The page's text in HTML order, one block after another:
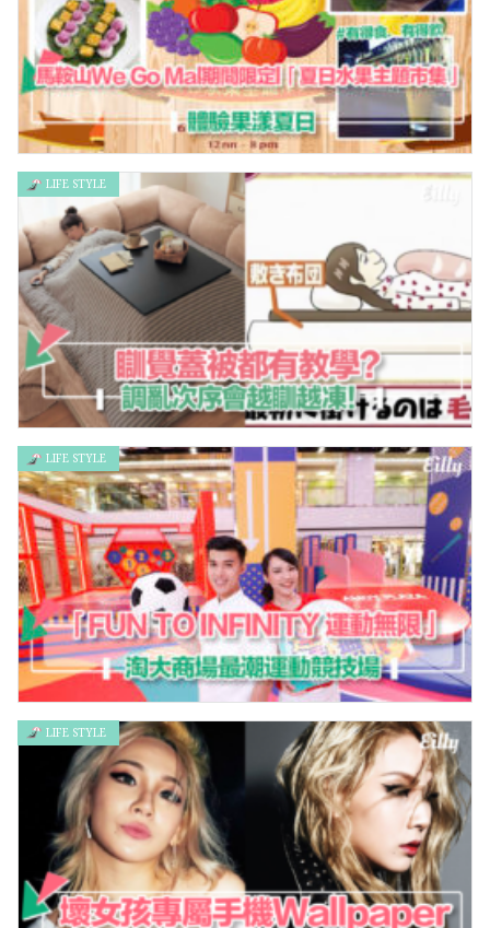
馬鞍山We Go Mal期間限定l「夏日水果主題市集」 – 體驗果漾夏
日
瞓覺蓋被都有教學？調亂次序會越瞓越凍！
LIFE STYLE
「FUN TO INFINITY 運動無限」 – 淘大商場最潮運動競技場
LIFE STYLE
LIFE STYLE